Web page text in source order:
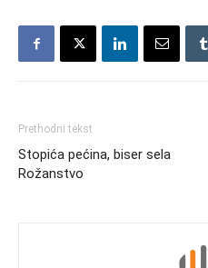
Prethodni tekst
Stopića pećina, biser sela
Rožanstvo